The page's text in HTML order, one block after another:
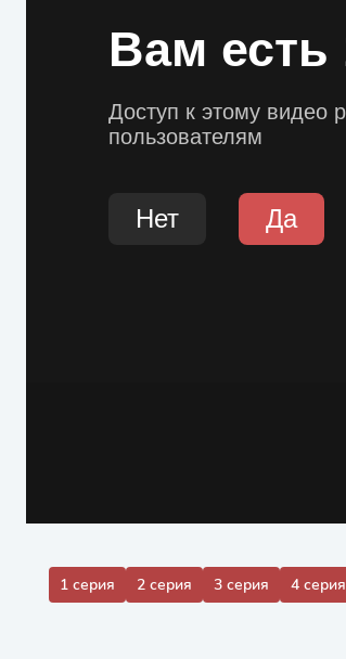
1 серия 2 серия 3 серия 4 серия